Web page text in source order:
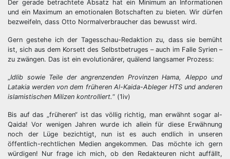
Der gerade betrachtete Absatz hat ein Minimum an Informationen
und ein Maximum an emotionalen Botschaften zu bieten. Wir dürfen
bezweifeln, dass Otto Normalverbraucher das bewusst wird.
Gern gestehe ich der Tagesschau-Redaktion zu, dass sie bemüht
ist, sich aus dem Korsett des Selbstbetruges – auch im Falle Syrien –
zu zwängen. Das ist ein evolutionärer, quälend langsamer Prozess:
„Idlib sowie Teile der angrenzenden Provinzen Hama, Aleppo und
Latakia werden von dem früheren Al-Kaida-Ableger HTS und anderen
islamistischen Milizen kontrolliert.“ (1iv)
Bis auf das „früheren“ ist das völlig richtig, man erwähnt sogar al-
Qaida! Vor wenigen Jahren wurde ich allein für diese Erwähnung
noch der Lüge bezichtigt, nun ist es auch endlich in unseren
öffentlich-rechtlichen Medien angekommen. Das möchte ich gern
würdigen! Nur frage ich mich, ob den Redakteuren nicht auffällt,